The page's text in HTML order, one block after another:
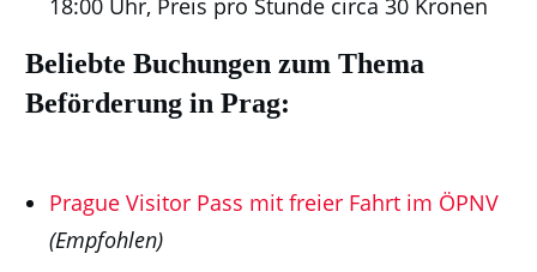
18:00 Uhr, Preis pro Stunde circa 30 Kronen
Beliebte Buchungen zum Thema
Beförderung in Prag:
Prague Visitor Pass mit freier Fahrt im ÖPNV
(Empfohlen)